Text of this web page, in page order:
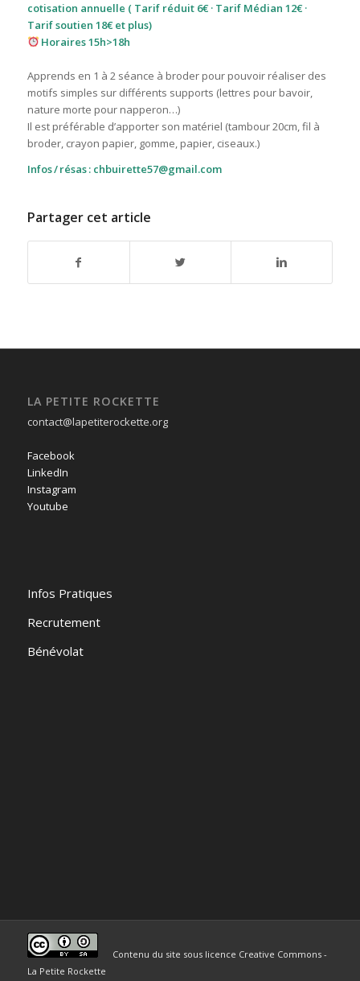
cotisation annuelle ( Tarif réduit 6€ · Tarif Médian 12€ ·
Tarif soutien 18€ et plus)
Horaires 15h>18h
Apprends en 1 à 2 séance à broder pour pouvoir réaliser des
motifs simples sur différents supports (lettres pour bavoir,
nature morte pour napperon…)
Il est préférable d’apporter son matériel (tambour 20cm, fil à
broder, crayon papier, gomme, papier, ciseaux.)
Infos / résas : chbuirette57@gmail.com
Partager cet article
LA PETITE ROCKETTE
contact@lapetiterockette.org
Facebook
LinkedIn
Instagram
Youtube
Infos Pratiques
Recrutement
Bénévolat
Contenu du site sous licence Creative Commons -
La Petite Rockette